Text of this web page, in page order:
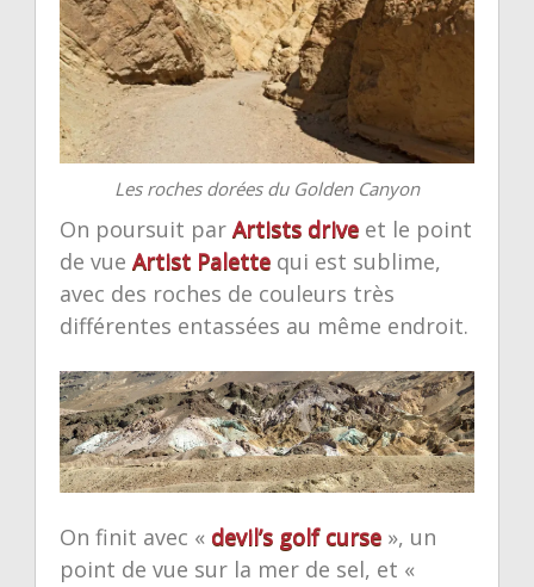
Les roches dorées du Golden Canyon
On poursuit par Artists driveet le point
de vue Artist Palettequi est sublime,
avec des roches de couleurs très
différentes entassées au même endroit.
On finit avec « devil’s golf curse», un
point de vue sur la mer de sel, et «